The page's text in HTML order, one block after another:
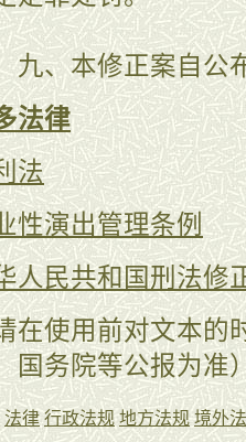
本修正案自公布
法律
法
性演出管理条例
人民共和国刑法修
在使用前对文本的
国务院等公报为准
法律 行政法规 地方法规 境外